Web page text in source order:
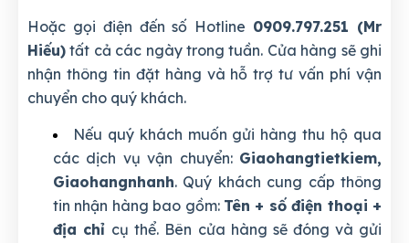
Hoặc gọi điện đến số Hotline 0909.797.251 (Mr
Hiếu) tất cả các ngày trong tuần. Cửa hàng sẽ ghi
nhận thông tin đặt hàng và hỗ trợ tư vấn phí vận
chuyển cho quý khách.
Nếu quý khách muốn gửi hàng thu hộ qua
các dịch vụ vận chuyển: Giaohangtietkiem,
Giaohangnhanh. Quý khách cung cấp thông
tin nhận hàng bao gồm: Tên + số điện thoại +
địa chỉ cụ thể. Bên cửa hàng sẽ đóng và gửi